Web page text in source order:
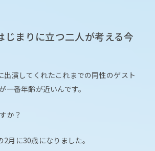
じまりに立つ二人が考える今
出演してくれたこれまでの同性のゲスト
一番年齢が近いんです。
か？
2月に30歳になりました。